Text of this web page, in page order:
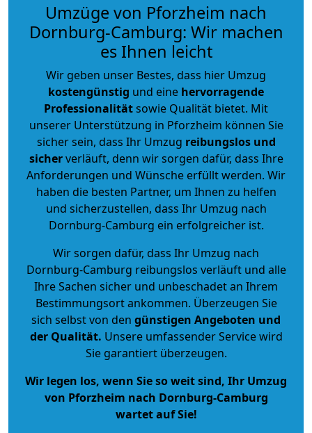
Umzüge von Pforzheim nach
Dornburg-Camburg: Wir machen
es Ihnen leicht
Wir geben unser Bestes, dass hier Umzug
kostengünstig und eine hervorragende
Professionalitätsowie Qualität bietet. Mit
unserer Unterstützung in Pforzheim können Sie
sicher sein, dass Ihr Umzug reibungslos und
sicherverläuft, denn wir sorgen dafür, dass Ihre
Anforderungen und Wünsche erfüllt werden. Wir
haben die besten Partner, um Ihnen zu helfen
und sicherzustellen, dass Ihr Umzug nach
Dornburg-Camburg ein erfolgreicher ist.
Wir sorgen dafür, dass Ihr Umzug nach
Dornburg-Camburg reibungslos verläuft und alle
Ihre Sachen sicher und unbeschadet an Ihrem
Bestimmungsort ankommen. Überzeugen Sie
sich selbst von den günstigen Angeboten und
der Qualität. Unsere umfassender Service wird
Sie garantiert überzeugen.
Wir legen los, wenn Sie so weit sind, Ihr Umzug
von Pforzheim nach Dornburg-Camburg
wartet auf Sie!